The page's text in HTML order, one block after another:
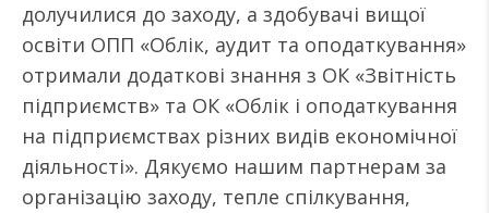
долучилися до заходу, а здобувачі вищої
освіти ОПП «Облік, аудит та оподаткування»
отримали додаткові знання з ОК «Звітність
підприємств» та ОК «Облік і оподаткування
на підприємствах різних видів економічної
діяльності». Дякуємо нашим партнерам за
організацію заходу, тепле спілкування,